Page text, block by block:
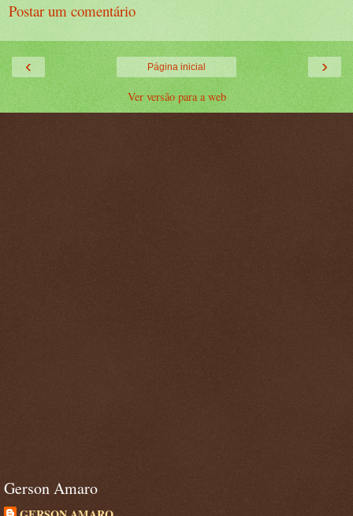
Postar um comentário
‹ ›
Página inicial
Ver versão para a web
Gerson Amaro